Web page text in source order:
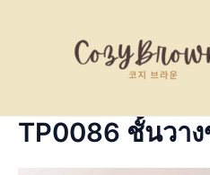
TP0086 ชั้นวา